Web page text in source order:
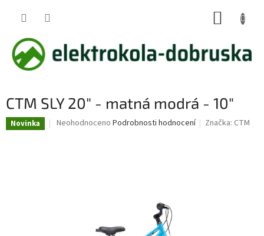
CTM SLY 20" - matná modrá - 10"
Novinka
Průměrné
Neohodnoceno Podrobnosti hodnocení Značka: CTM